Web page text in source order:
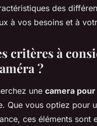
des
à vos besoins et à
critères à
?
une camera
Que vous optiez pour
ces éléments sont